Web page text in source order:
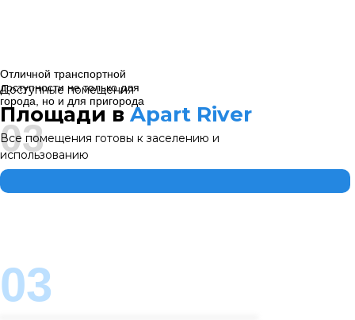
Отличной транспортной
доступности не только для
города, но и для пригорода
03
03
Доступные помещения
Площади в Apart River
Все помещения готовы к заселению и
использованию